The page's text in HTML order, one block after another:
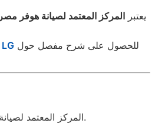
يعتبرالمركز المعتمد لصيانة هوفر مصر
موقع موقع شركة LGللحصول على شرح مفصل حول
المركز المعتمد لصيانة هوفر مصر يقدم مجموعة كاملة من الخدمات لجميع أنواع الأجهزة المنزلية، مع فنيين متخصصين وأدوات متقدمة لضمان جودة الإصلاح وسرعة الأداء.